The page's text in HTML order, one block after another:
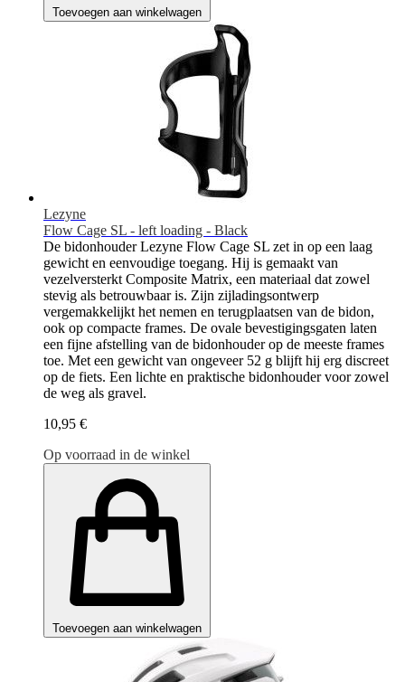
Toevoegen aan winkelwagen
Lezyne
Flow Cage SL - left loading - Black
De bidonhouder Lezyne Flow Cage SL zet in op een laag
gewicht en eenvoudige toegang. Hij is gemaakt van
vezelversterkt Composite Matrix, een materiaal dat zowel
stevig als betrouwbaar is. Zijn zijladingsontwerp
vergemakkelijkt het nemen en terugplaatsen van de bidon,
ook op compacte frames. De ovale bevestigingsgaten laten
een fijne afstelling van de bidonhouder op de meeste frames
toe. Met een gewicht van ongeveer 52 g blijft hij erg discreet
op de fiets. Een lichte en praktische bidonhouder voor zowel
de weg als gravel.
10,95 €
Op voorraad in de winkel
Toevoegen aan winkelwagen